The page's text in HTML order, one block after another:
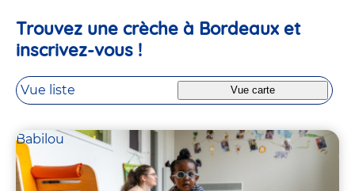
Trouvez une crèche à Bordeaux et
inscrivez-vous !
Vue liste Vue carte
Babilou